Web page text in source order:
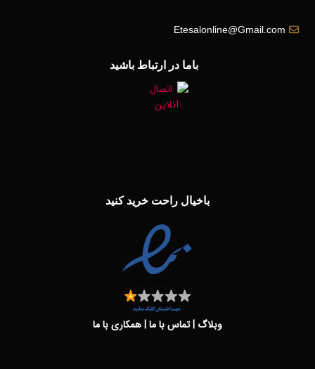
Etesalonline@Gmail.com
باما در ارتباط باشید
باخیال راحت خرید کنید
وبلاگ |تماس با ما|همکاری با ما